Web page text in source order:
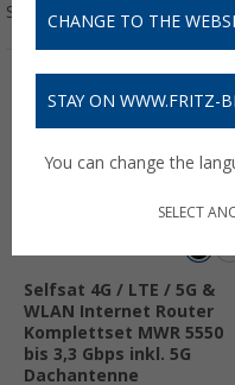
Sortieren:
%
Selfsat 4G / LTE / 5G &
WLAN Internet Router
Komplettset MWR 5550
bis 3,3 Gbps inkl. 5G
Dachantenne
CHANGE TO THE
STAY ON WWW.FRITZ-
You can change the
SELECT